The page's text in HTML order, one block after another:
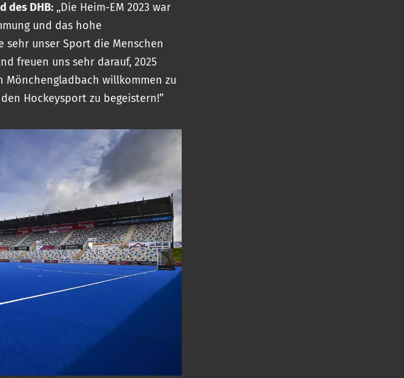
des DHB: „Die Heim-EM 2023 war
und das hohe
sehr unser Sport die Menschen
freuen uns sehr darauf, 2025
willkommen zu
Hockeysport zu begeistern!”